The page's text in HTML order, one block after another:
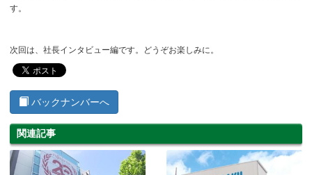
す。
次回は、社長インタビュー編です。どうぞお楽しみに。
バックナンバーへ
関連記事